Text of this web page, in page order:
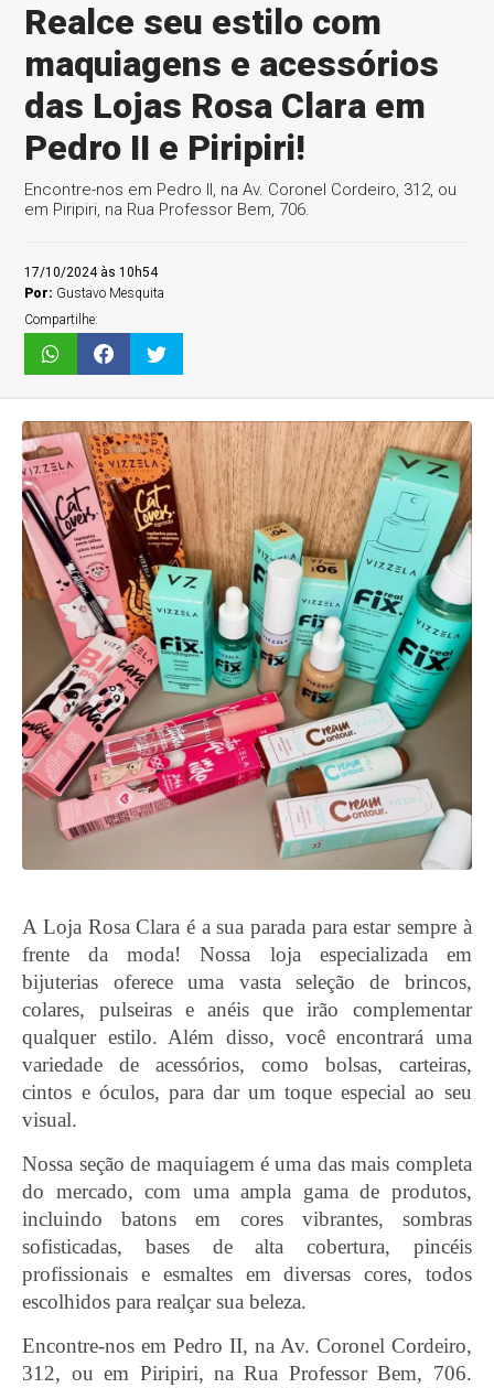
Realce seu estilo com
maquiagens e acessórios
das Lojas Rosa Clara em
Pedro II e Piripiri!
Encontre-nos em Pedro II, na Av. Coronel Cordeiro, 312, ou
em Piripiri, na Rua Professor Bem, 706.
17/10/2024 às 10h54
Por: Gustavo Mesquita
Compartilhe:
A Loja Rosa Clara é a sua parada para estar sempre à
frente da moda! Nossa loja especializada em
bijuterias oferece uma vasta seleção de brincos,
colares, pulseiras e anéis que irão complementar
qualquer estilo. Além disso, você encontrará uma
variedade de acessórios, como bolsas, carteiras,
cintos e óculos, para dar um toque especial ao seu
visual.
Nossa seção de maquiagem é uma das mais completa
do mercado, com uma ampla gama de produtos,
incluindo batons em cores vibrantes, sombras
sofisticadas, bases de alta cobertura, pincéis
profissionais e esmaltes em diversas cores, todos
escolhidos para realçar sua beleza.
Encontre-nos em Pedro II, na Av. Coronel Cordeiro,
312, ou em Piripiri, na Rua Professor Bem, 706.